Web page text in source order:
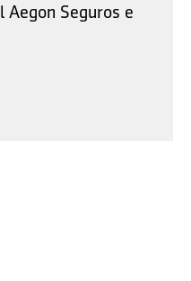
Aegon Seguros e